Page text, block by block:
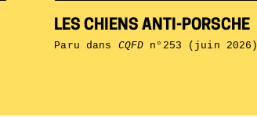
LES CHIENS ANTI-PORSCHE
Paru dans CQFD n°253 (juin 2026)